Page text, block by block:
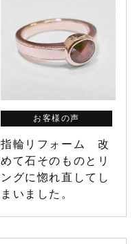
お客様の声
指輪リフォーム 改
めて石そのものとリ
ングに惚れ直してし
まいました。